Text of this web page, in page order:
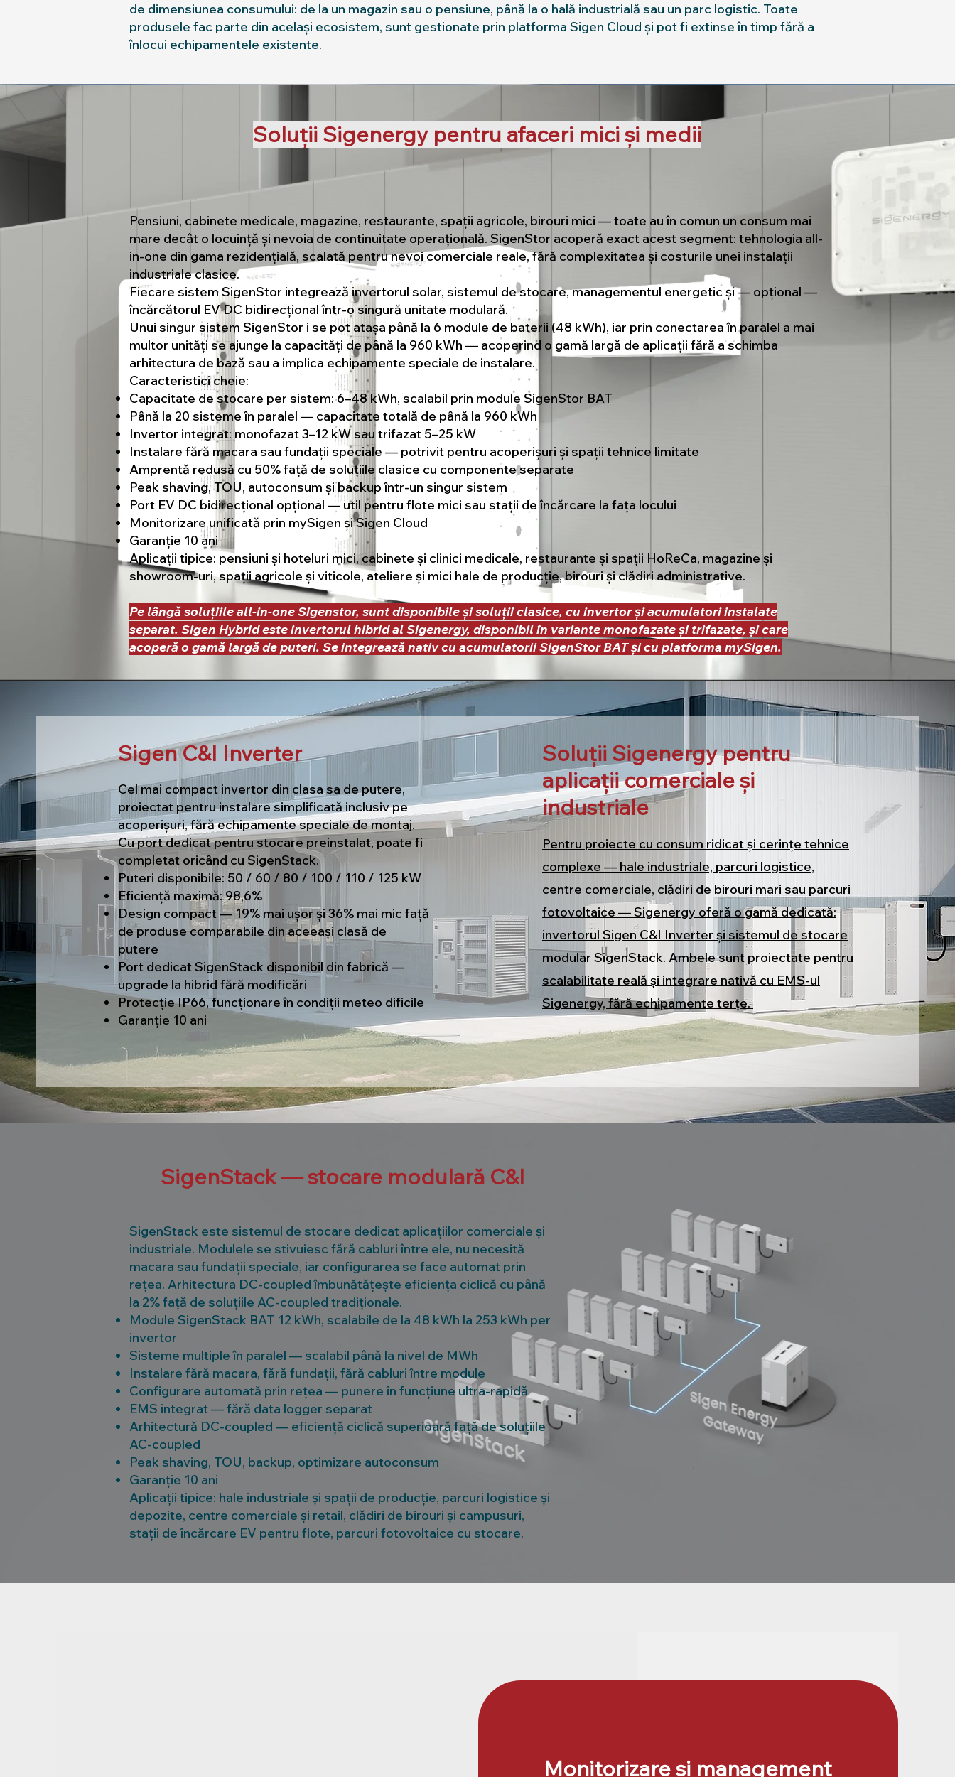
de dimensiunea consumului: de la un magazin sau o pensiune, până la o hală industrială sau un parc logistic. Toate
produsele fac parte din același ecosistem, sunt gestionate prin platforma Sigen Cloud și pot fi extinse în timp fără a
înlocui echipamentele existente.
Soluții Sigenergy pentru afaceri mici și medii
Pensiuni, cabinete medicale, magazine, restaurante, spații agricole, birouri mici — toate au în comun un consum mai
mare decât o locuință și nevoia de continuitate operațională. SigenStor acoperă exact acest segment: tehnologia all-
in-one din gama rezidențială, scalată pentru nevoi comerciale reale, fără complexitatea și costurile unei instalații
industriale clasice.
Fiecare sistem SigenStor integrează invertorul solar, sistemul de stocare, managementul energetic și — opțional —
încărcătorul EV DC bidirecțional într-o singură unitate modulară.
Unui singur sistem SigenStor i se pot atașa până la 6 module de baterii (48 kWh), iar prin conectarea în paralel a mai
multor unități se ajunge la capacități de până la 960 kWh — acoperind o gamă largă de aplicații fără a schimba
arhitectura de bază sau a implica echipamente speciale de instalare.
Caracteristici cheie:
Capacitate de stocare per sistem: 6–48 kWh, scalabil prin module SigenStor BAT
Până la 20 sisteme în paralel — capacitate totală de până la 960 kWh
Invertor integrat: monofazat 3–12 kW sau trifazat 5–25 kW
Instalare fără macara sau fundații speciale — potrivit pentru acoperișuri și spații tehnice limitate
Amprentă redusă cu 50% față de soluțiile clasice cu componente separate
Peak shaving, TOU, autoconsum și backup într-un singur sistem
Port EV DC bidirecțional opțional — util pentru flote mici sau stații de încărcare la fața locului
Monitorizare unificată prin mySigen și Sigen Cloud
Garanție 10 ani
Aplicații tipice: pensiuni și hoteluri mici, cabinete și clinici medicale, restaurante și spații HoReCa, magazine și
showroom-uri, spații agricole și viticole, ateliere și mici hale de producție, birouri și clădiri administrative.
Pe lângă soluțiile all-in-one Sigenstor, sunt disponibile și soluții clasice, cu invertor și acumulatori instalate
separat. Sigen Hybrid este invertorul hibrid al Sigenergy, disponibil în variante monofazate și trifazate, și care
acoperă o gamă largă de puteri. Se integrează nativ cu acumulatorii SigenStor BAT și cu platforma mySigen.
Sigen C&I Inverter
Cel mai compact invertor din clasa sa de putere,
proiectat pentru instalare simplificată inclusiv pe
acoperișuri, fără echipamente speciale de montaj.
Cu port dedicat pentru stocare preinstalat, poate fi
completat oricând cu SigenStack.
Puteri disponibile: 50 / 60 / 80 / 100 / 110 / 125 kW
Eficiență maximă: 98,6%
Design compact — 19% mai ușor și 36% mai mic față
de produse comparabile din aceeași clasă de
putere
Port dedicat SigenStack disponibil din fabrică —
upgrade la hibrid fără modificări
Protecție IP66, funcționare în condiții meteo dificile
Garanție 10 ani
Soluții Sigenergy pentru
aplicații comerciale și
industriale
Pentru proiecte cu consum ridicat și cerințe tehnice
complexe — hale industriale, parcuri logistice,
centre comerciale, clădiri de birouri mari sau parcuri
fotovoltaice — Sigenergy oferă o gamă dedicată:
invertorul Sigen C&I Inverter și sistemul de stocare
modular SigenStack. Ambele sunt proiectate pentru
scalabilitate reală și integrare nativă cu EMS-ul
Sigenergy, fără echipamente terțe.
SigenStack — stocare modulară C&I
SigenStack este sistemul de stocare dedicat aplicațiilor comerciale și
industriale. Modulele se stivuiesc fără cabluri între ele, nu necesită
macara sau fundații speciale, iar configurarea se face automat prin
rețea. Arhitectura DC-coupled îmbunătățește eficiența ciclică cu până
la 2% față de soluțiile AC-coupled tradiționale.
Module SigenStack BAT 12 kWh, scalabile de la 48 kWh la 253 kWh per
invertor
Sisteme multiple în paralel — scalabil până la nivel de MWh
Instalare fără macara, fără fundații, fără cabluri între module
Configurare automată prin rețea — punere în funcțiune ultra-rapidă
EMS integrat — fără data logger separat
Arhitectură DC-coupled — eficiență ciclică superioară față de soluțiile
AC-coupled
Peak shaving, TOU, backup, optimizare autoconsum
Garanție 10 ani
Aplicații tipice: hale industriale și spații de producție, parcuri logistice și
depozite, centre comerciale și retail, clădiri de birouri și campusuri,
stații de încărcare EV pentru flote, parcuri fotovoltaice cu stocare.
Monitorizare și management